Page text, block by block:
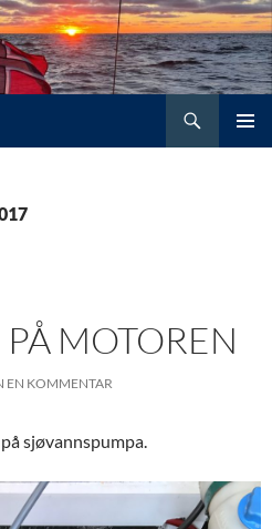
MOTOREN
EN KOMMENTAR
sjøvannspumpa.